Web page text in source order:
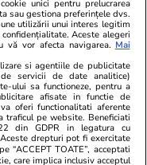
Avantaje.ro
unici pentru prelucrarea
sau gestiona preferințele dvs.
utilizării unui interes legitim
Aceste alegeri
vă vor afecta navigarea. Mai
si agentiile de publicitate
servicii de date analitice)
ului sa functioneze, pentru a
afisate in functie de
oferi functionalitati aferente
traficul pe website. Beneficiati
din GDPR in legatura cu
drepturi pot fi exercitate
“ACCEPT TOATE”, acceptati
care implica inclusiv acceptul